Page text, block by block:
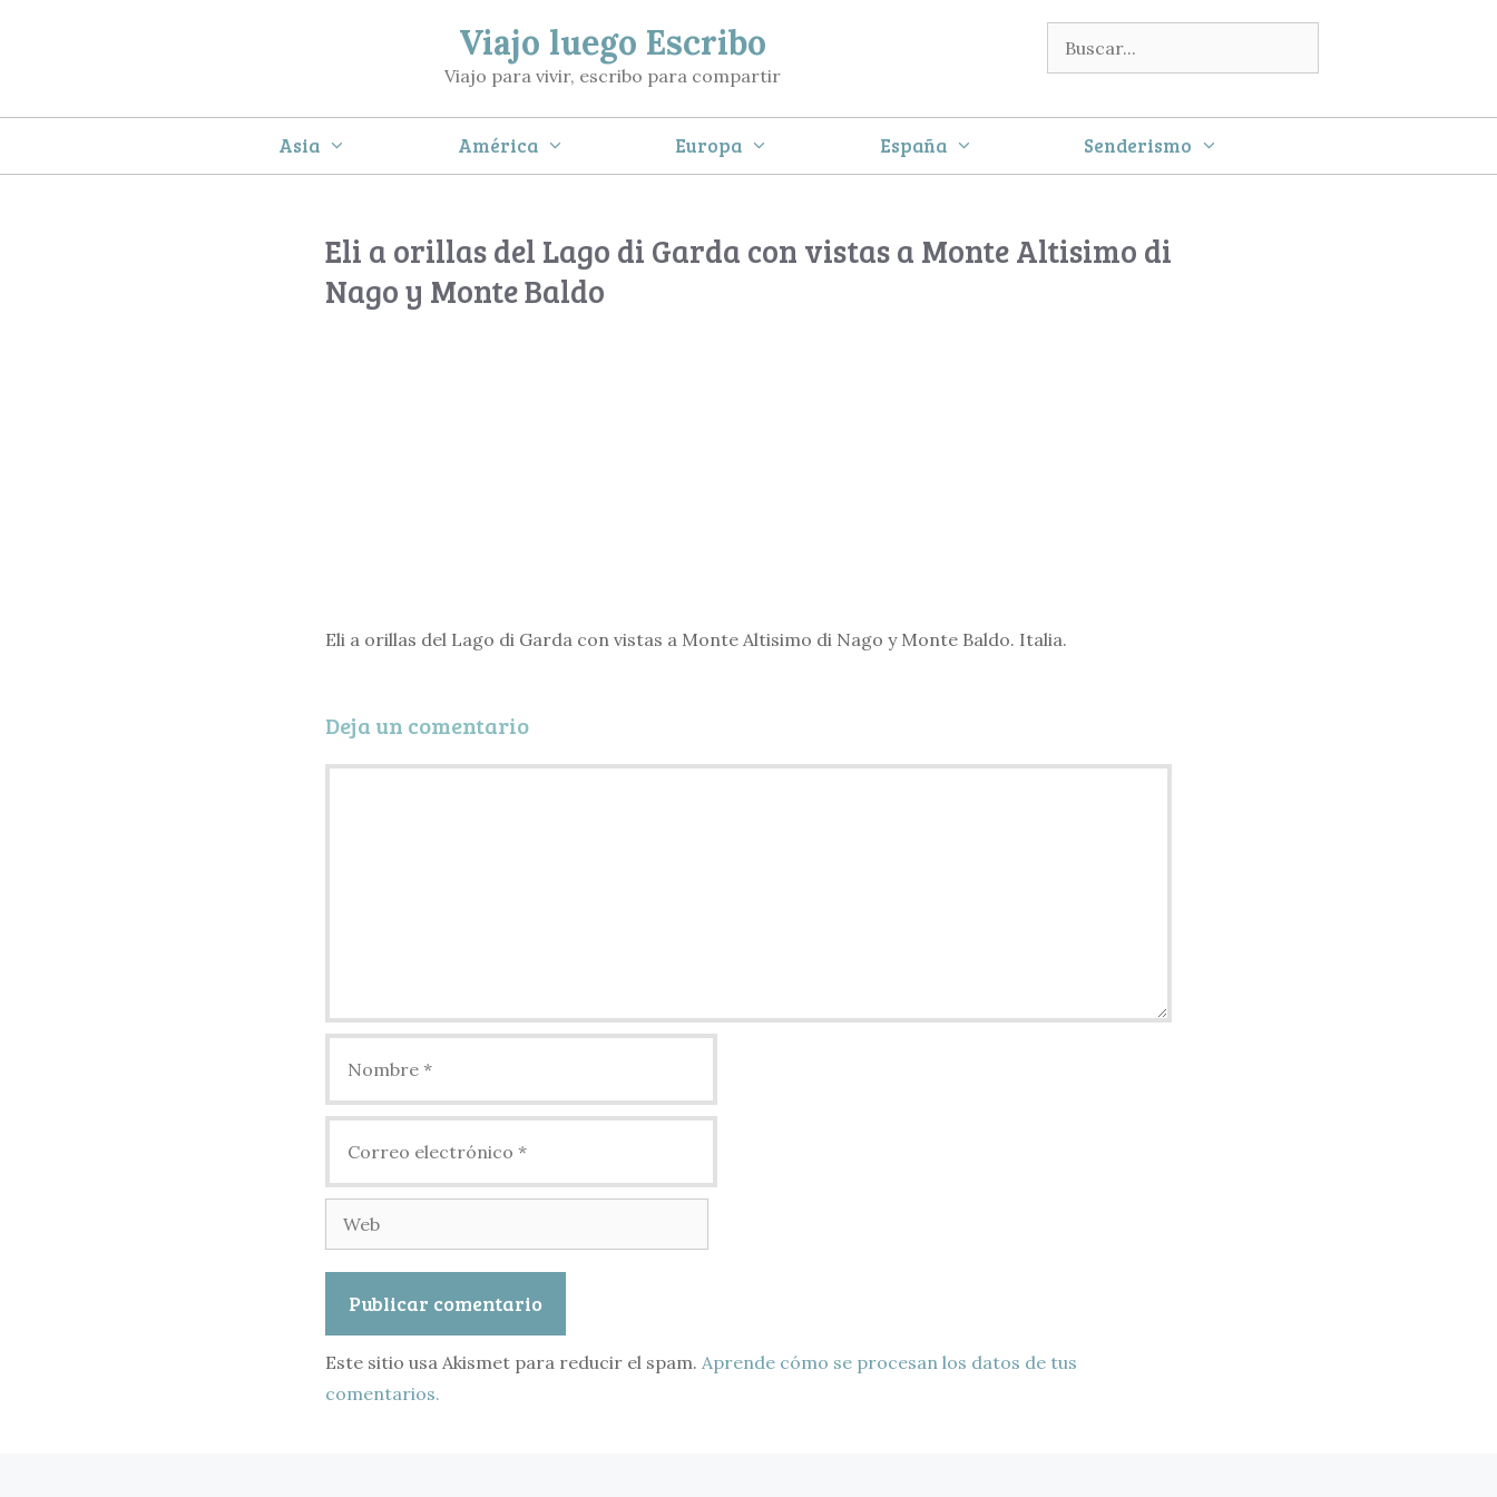
Buscar:
Viajo luego Escribo
Viajo para vivir, escribo para compartir
Asia América Europa España Senderismo
Eli a orillas del Lago di Garda con vistas a Monte Altisimo di
Nago y Monte Baldo
Eli a orillas del Lago di Garda con vistas a Monte Altisimo di Nago y Monte Baldo. Italia.
Deja un comentario
electrónico
Web
Este sitio usa Akismet para reducir el spam. Aprende cómo se procesan los datos de tus
comentarios.